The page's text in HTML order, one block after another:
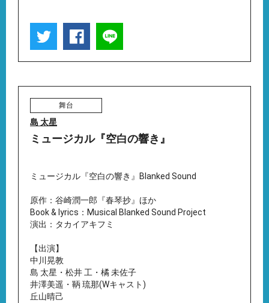
舞台
島 太星
ミュージカル『空白の響き』
ミュージカル『空白の響き』Blanked Sound
原作：谷崎潤一郎『春琴抄』ほか
Book & lyrics：Musical Blanked Sound Project
演出：タカイアキフミ
【出演】
中川晃教
島 太星・松井 工・橘 未佐子
井澤美遥・鞆 琉那(Wキャスト)
丘山晴己